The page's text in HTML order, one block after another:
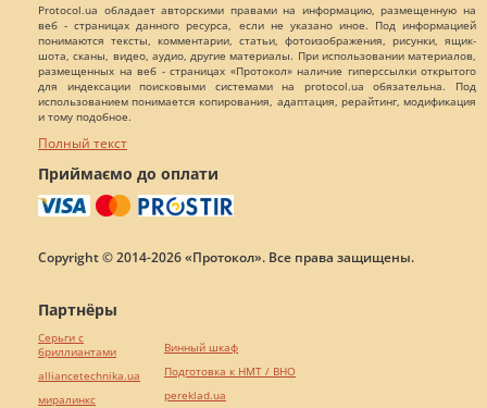
Protocol.ua обладает авторскими правами на информацию, размещенную на
веб - страницах данного ресурса, если не указано иное. Под информацией
понимаются тексты, комментарии, статьи, фотоизображения, рисунки, ящик-
шота, сканы, видео, аудио, другие материалы. При использовании материалов,
размещенных на веб - страницах «Протокол» наличие гиперссылки открытого
для индексации поисковыми системами на protocol.ua обязательна. Под
использованием понимается копирования, адаптация, рерайтинг, модификация
и тому подобное.
Полный текст
Приймаємо до оплати
Copyright © 2014-2026 «Протокол». Все права защищены.
Партнёры
Серьги с
бриллиантами
alliancetechnika.ua
миралинкс
Винный шкаф
Подготовка к НМТ / ВНО
pereklad.ua